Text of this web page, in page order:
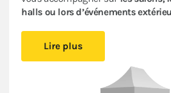
halls ou lors d’événements
facilement dans votre véhicule. Le
sans outilvous offre un véritable
Installez-vous rapidement où vous
Lire plus